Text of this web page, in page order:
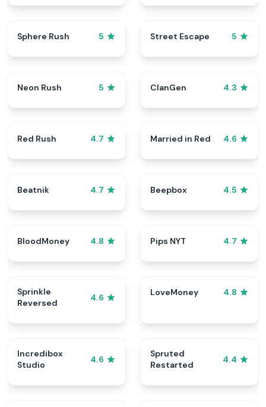
Sphere Rush 5 Street Escape 5
Neon Rush 5 ClanGen 4.3
Red Rush 4.7 Married in Red 4.6
Beatnik 4.7 Beepbox 4.5
BloodMoney 4.8 Pips NYT 4.7
Sprinkle
Reversed
4.6
LoveMoney 4.8
Incredibox
Studio
4.6
Spruted
Restarted
4.4